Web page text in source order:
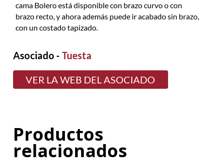
cama Bolero está disponible con brazo curvo o con
brazo recto, y ahora además puede ir acabado sin brazo,
con un costado tapizado.
Asociado - Tuesta
VER LA WEB DEL ASOCIADO
Productos
relacionados